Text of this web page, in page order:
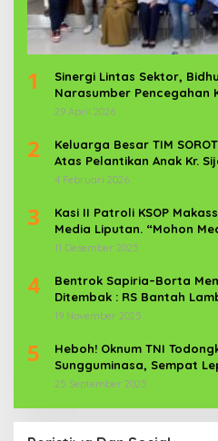
1
Sinergi Lintas Sektor,
Narasumber Pencegahan
Anak
29 April 2026
2
Keluarga Besar TIM
Atas Pelantikan Anak Kr.
News Com Sebagai Prajurit
4 Februari 2026
3
Kasi II Patroli KSOP
Media Liputan. “Mohon
11 Desember 2025
4
Bentrok Sapiria–Borta
Ditembak : RS Bantah
Aparat TNI-POLRI
19 November 2025
5
Heboh! Oknum TNI
Sungguminasa, Sempat
25 September 2025